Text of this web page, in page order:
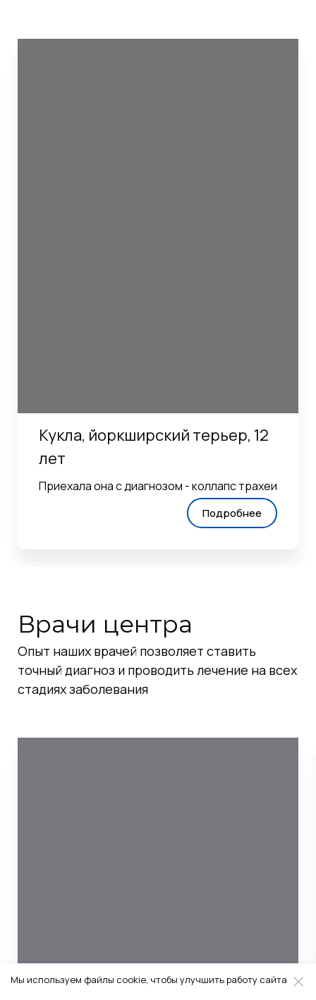
Кукла, йоркширский терьер, 12
лет
Приехала она с диагнозом - коллапс трахеи
Подробнее
Врачи центра
Опыт наших врачей позволяет ставить
точный диагноз и проводить лечение на всех
стадиях заболевания
Мы используем файлы cookie, чтобы улучшить работу сайта